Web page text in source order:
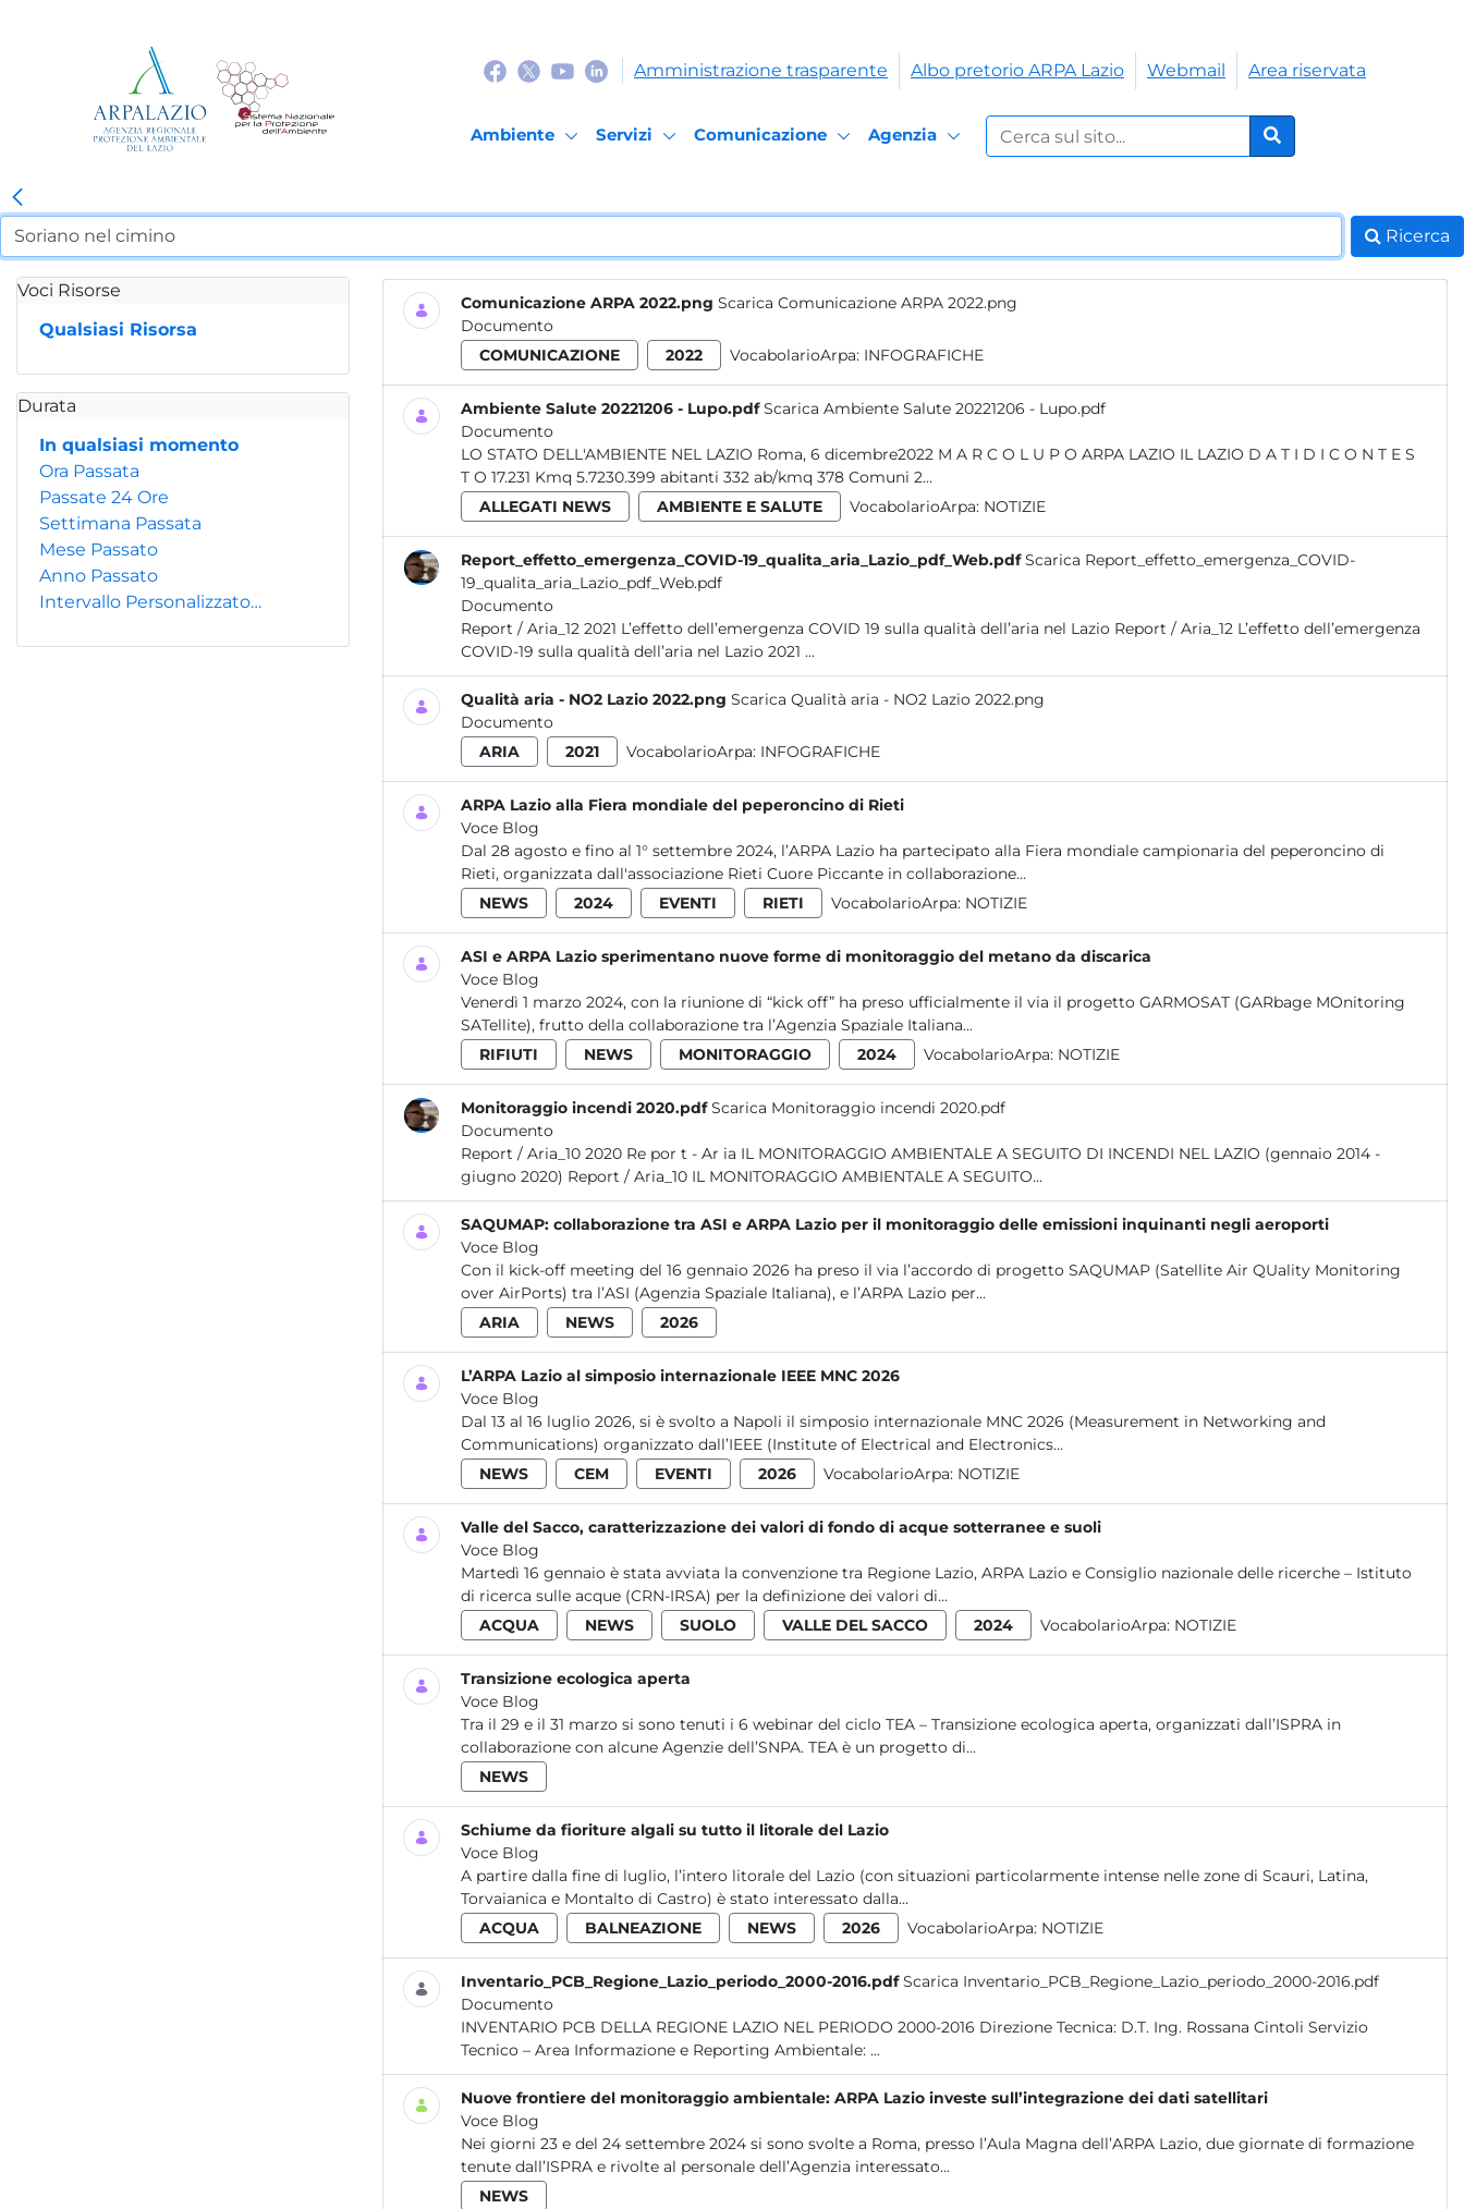
Amministrazione trasparente Albo pretorio ARPA Lazio Webmail Area riservata
Ambiente Servizi Comunicazione Agenzia
Cerca nel sito:
Cerca
Ricerca
Voci Risorse
Qualsiasi Risorsa
Durata
In qualsiasi momento
Ora Passata
Passate 24 Ore
Settimana Passata
Mese Passato
Anno Passato
Intervallo Personalizzato…
Comunicazione ARPA 2022.png Scarica Comunicazione ARPA 2022.png
Documento
COMUNICAZIONE
2022 VocabolarioArpa: INFOGRAFICHE
Ambiente Salute 20221206 - Lupo.pdf Scarica Ambiente Salute 20221206 - Lupo.pdf
Documento
LO STATO DELL'AMBIENTE NEL LAZIO Roma, 6 dicembre2022 M A R C O L U P O ARPA LAZIO IL LAZIO D A T I D I C O N T E S
T O 17.231 Kmq 5.7230.399 abitanti 332 ab/kmq 378 Comuni 2...
ALLEGATI NEWS
AMBIENTE E SALUTE VocabolarioArpa: NOTIZIE
Report_effetto_emergenza_COVID-19_qualita_aria_Lazio_pdf_Web.pdf Scarica Report_effetto_emergenza_COVID-
19_qualita_aria_Lazio_pdf_Web.pdf
Documento
Report / Aria_12 2021 L’effetto dell’emergenza COVID 19 sulla qualità dell’aria nel Lazio Report / Aria_12 L’effetto dell’emergenza
COVID-19 sulla qualità dell’aria nel Lazio 2021 ...
Qualità aria - NO2 Lazio 2022.png Scarica Qualità aria - NO2 Lazio 2022.png
Documento
ARIA
2021 VocabolarioArpa: INFOGRAFICHE
ARPA Lazio alla Fiera mondiale del peperoncino di Rieti
Voce Blog
Dal 28 agosto e fino al 1° settembre 2024, l’ARPA Lazio ha partecipato alla Fiera mondiale campionaria del peperoncino di
Rieti, organizzata dall'associazione Rieti Cuore Piccante in collaborazione...
NEWS
2024 EVENTI RIETI VocabolarioArpa: NOTIZIE
ASI e ARPA Lazio sperimentano nuove forme di monitoraggio del metano da discarica
Voce Blog
Venerdì 1 marzo 2024, con la riunione di “kick off” ha preso ufficialmente il via il progetto GARMOSAT (GARbage MOnitoring
SATellite), frutto della collaborazione tra l’Agenzia Spaziale Italiana...
RIFIUTI
NEWS MONITORAGGIO 2024 VocabolarioArpa: NOTIZIE
Monitoraggio incendi 2020.pdf Scarica Monitoraggio incendi 2020.pdf
Documento
Report / Aria_10 2020 Re por t - Ar ia IL MONITORAGGIO AMBIENTALE A SEGUITO DI INCENDI NEL LAZIO (gennaio 2014 -
giugno 2020) Report / Aria_10 IL MONITORAGGIO AMBIENTALE A SEGUITO...
SAQUMAP: collaborazione tra ASI e ARPA Lazio per il monitoraggio delle emissioni inquinanti negli aeroporti
Voce Blog
Con il kick-off meeting del 16 gennaio 2026 ha preso il via l’accordo di progetto SAQUMAP (Satellite Air QUality Monitoring
over AirPorts) tra l’ASI (Agenzia Spaziale Italiana), e l’ARPA Lazio per...
ARIA
NEWS 2026
L’ARPA Lazio al simposio internazionale IEEE MNC 2026
Voce Blog
Dal 13 al 16 luglio 2026, si è svolto a Napoli il simposio internazionale MNC 2026 (Measurement in Networking and
Communications) organizzato dall’IEEE (Institute of Electrical and Electronics...
NEWS
CEM EVENTI 2026 VocabolarioArpa: NOTIZIE
Valle del Sacco, caratterizzazione dei valori di fondo di acque sotterranee e suoli
Voce Blog
Martedì 16 gennaio è stata avviata la convenzione tra Regione Lazio, ARPA Lazio e Consiglio nazionale delle ricerche – Istituto
di ricerca sulle acque (CRN-IRSA) per la definizione dei valori di...
ACQUA
NEWS SUOLO VALLE DEL SACCO 2024 VocabolarioArpa: NOTIZIE
Transizione ecologica aperta
Voce Blog
Tra il 29 e il 31 marzo si sono tenuti i 6 webinar del ciclo TEA – Transizione ecologica aperta, organizzati dall’ISPRA in
collaborazione con alcune Agenzie dell’SNPA. TEA è un progetto di...
NEWS
Schiume da fioriture algali su tutto il litorale del Lazio
Voce Blog
A partire dalla fine di luglio, l’intero litorale del Lazio (con situazioni particolarmente intense nelle zone di Scauri, Latina,
Torvaianica e Montalto di Castro) è stato interessato dalla...
ACQUA
BALNEAZIONE NEWS 2026 VocabolarioArpa: NOTIZIE
Inventario_PCB_Regione_Lazio_periodo_2000-2016.pdf Scarica Inventario_PCB_Regione_Lazio_periodo_2000-2016.pdf
Documento
INVENTARIO PCB DELLA REGIONE LAZIO NEL PERIODO 2000-2016 Direzione Tecnica: D.T. Ing. Rossana Cintoli Servizio
Tecnico – Area Informazione e Reporting Ambientale: ...
Nuove frontiere del monitoraggio ambientale: ARPA Lazio investe sull’integrazione dei dati satellitari
Voce Blog
Nei giorni 23 e del 24 settembre 2024 si sono svolte a Roma, presso l’Aula Magna dell’ARPA Lazio, due giornate di formazione
tenute dall’ISPRA e rivolte al personale dell’Agenzia interessato...
NEWS